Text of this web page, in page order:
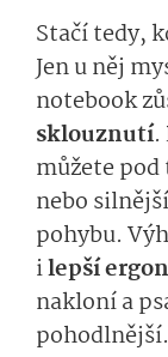
Stačí tedy,
Jen u něj
notebook
sklouznutí.
můžete
nebo
pohybu.
ilepší
nakloní a
pohodlnější.